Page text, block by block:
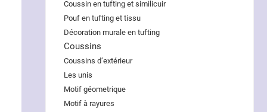
Coussin en tufting et similicuir
Pouf en tufting et tissu
Décoration murale en tufting
Coussins
Coussins d’extérieur
Les unis
Motif géometrique
Motif à rayures